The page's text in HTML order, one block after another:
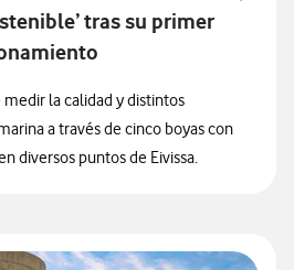
tras su primer
la calidad y distintos
a través de cinco boyas con
diversos puntos de Eivissa.